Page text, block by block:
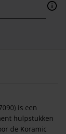
is een
hulpstukken
de Koramic